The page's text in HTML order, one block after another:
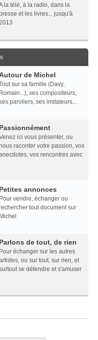
la télé, à la radio, dans la
et les livres... jusqu'à
de Michel
sur sa famille (Davy,
Romain...), ses compositeurs,
paroliers, ses imitateurs...
Passionnément
ici vous présenter, ou
raconter votre passion, vos
vos rencontres avec
Petites annonces
Pour vendre, échanger ou
tout document sur
Michel
Parlons de tout, de rien
Pour échanger sur les autres
ou sur tout, sur rien, et
se détendre et s'amuser